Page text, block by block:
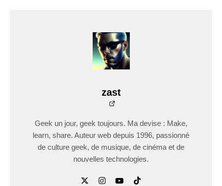
zast
Geek un jour, geek toujours. Ma devise : Make,
learn, share. Auteur web depuis 1996, passionné
de culture geek, de musique, de cinéma et de
nouvelles technologies.